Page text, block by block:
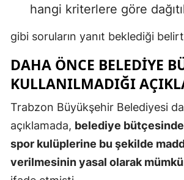
hangi kriterlere göre
gibi soruların yanıt beklediği
DAHA ÖNCE BELEDIYE
KULLANILMADIĞI
Trabzon Büyükşehir Belediyesi
açıklamada, belediye
spor kulüplerine bu şekilde
verilmesinin yasal olarak